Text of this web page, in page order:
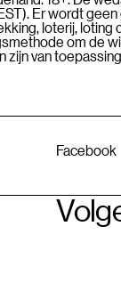
Er wordt
loterij, loting
om de
zijn van
Facebook